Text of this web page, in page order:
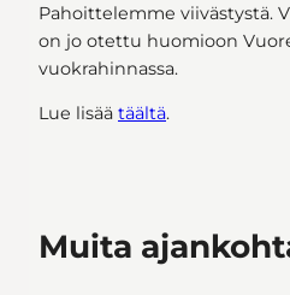
Pahoittelemme viivästystä.
on jo otettu huomioon
vuokrahinnassa.
Lue lisää täältä.
Muita